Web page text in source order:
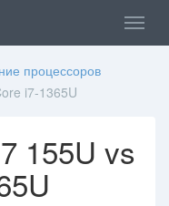
процессоров
i7-1365U
155U vs